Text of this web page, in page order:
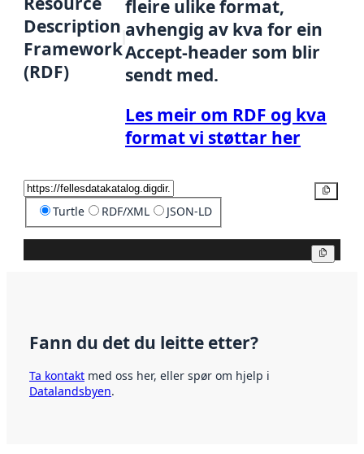
Description
Framework
(RDF)
fleire ulike format,
avhengig av kva for ein
Accept-header som blir
sendt med.
Les meir om RDF og kva
format vi støttar her
Turtle RDF/XML JSON-LD
Fann du det du leitte etter?
Ta kontakt med oss her, eller spør om hjelp i
Datalandsbyen.